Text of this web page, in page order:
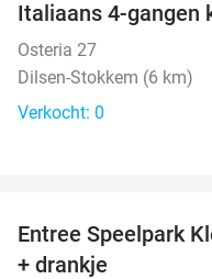
TODAY
Italiaans 4-gangen
Osteria 27
Dilsen-Stokkem (6 km)
Verkocht: 0
Entree Speelpark
+ drankje